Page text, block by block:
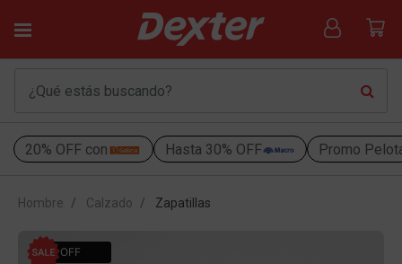
20% OFF con Hasta 30% OFF Promo
Hombre Calzado Zapatillas
25% OFF